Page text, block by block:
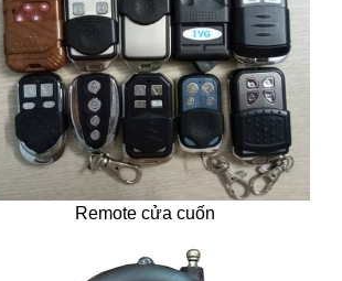
Remote cửa cuốn